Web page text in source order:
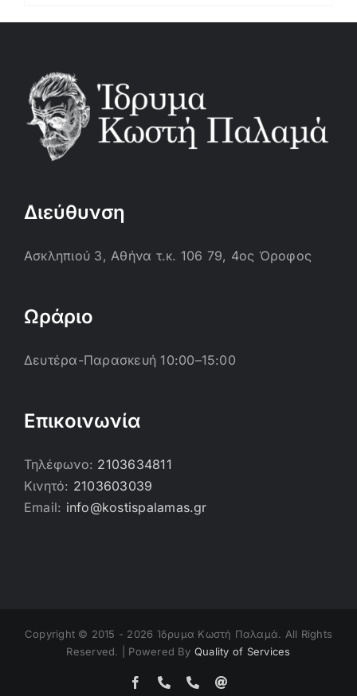
Διεύθυνση
Ασκληπιού 3, Αθήνα τ.κ. 106 79, 4ος Όροφος
Ωράριο
Δευτέρα-Παρασκευή 10:00–15:00
Επικοινωνία
Τηλέφωνο: 2103634811
Κινητό: 2103603039
Email: info@kostispalamas.gr
Copyright © 2015 - 2026 Ίδρυμα Κωστή Παλαμά. All Rights
Reserved. | Powered By Quality of Services
FacebookΤηλέφωνο
Τηλέφωνο